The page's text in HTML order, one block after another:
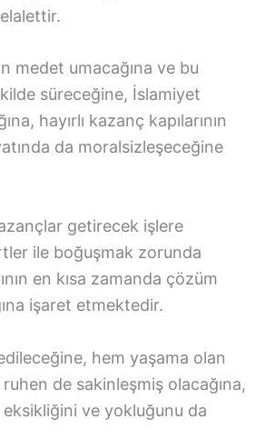
medet umacağına ve bu
süreceğine, İslamiyet
hayırlı kazanç kapılarının
da moralsizleşeceğine
getirecek işlere
ile boğuşmak zorunda
en kısa zamanda çözüm
işaret etmektedir.
hem yaşama olan
de sakinleşmiş olacağına,
ve yokluğunu da